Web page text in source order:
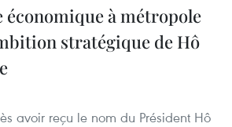
économique à métropole
stratégique de Hô
avoir reçu le nom du Président Hô